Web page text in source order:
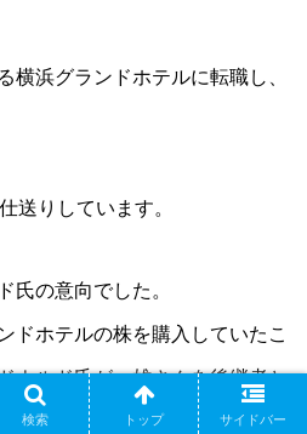
横浜グランドホテルに転職し、
送りしています。
氏の意向でした。
ドホテルの株を購入していたこ
ナルド氏が一雄さんを後継者と
す。
検索 トップ サイドバー